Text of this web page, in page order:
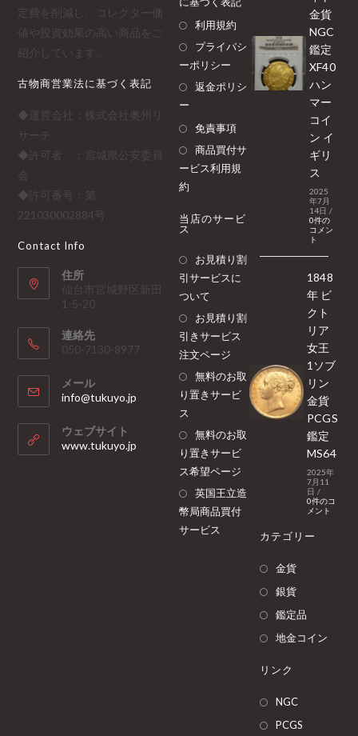
定費を削減し、コレクター価
値や投資効果の高い商品をご
紹介しています。
古物商営業法に基づく表記
◆運営会社：株式会社奥州リ
サーチ
◆許可者 ：宮城県公安委員
会
◆許可番号：第
221030002884号
Contact Info
住所
仙台市宮城野区新田
1-5-20
連絡先
050-7130-8977
メール
info@tukuyo.jp
ウェブサイト
www.tukuyo.jp
利用規約
プライバシ
ーポリシー
返金ポリシ
ー
免責事項
商品買付サ
ービス利用規
約
当店のサービ
ス
お見積り割
引サービスに
ついて
お見積り割
引きサービス
注文ページ
無料のお取
り置きサービ
ス
無料のお取
り置きサービ
ス希望ページ
英国王立造
幣局商品買付
サービス
金貨
NGC
鑑定
XF40
ハン
マー
コイ
ン イ
ギリ
ス
2025
年7月
14日 /
0件の
コメン
ト
1848
年 ビ
クト
リア
女王
1ソブ
リン
金貨
PCGS
鑑定
MS64
2025年
7月11
日 /
0件のコ
メント
カテゴリー
金貨
銀貨
鑑定品
地金コイン
リンク
NGC
PCGS